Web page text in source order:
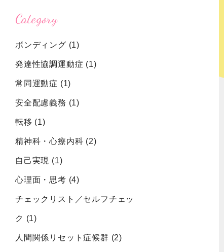
強迫性障害 認知症
むずむず脚
症候群
Category
ボンディング (1)
発達性協調運動症 (1)
常同運動症 (1)
安全配慮義務 (1)
転移 (1)
精神科・心療内科 (2)
自己実現 (1)
心理面・思考 (4)
チェックリスト／セルフチェッ
ク (1)
人間関係リセット症候群 (2)